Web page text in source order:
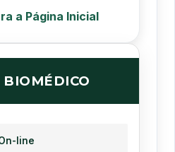
a Página Inicial
BIOMÉDICO
line